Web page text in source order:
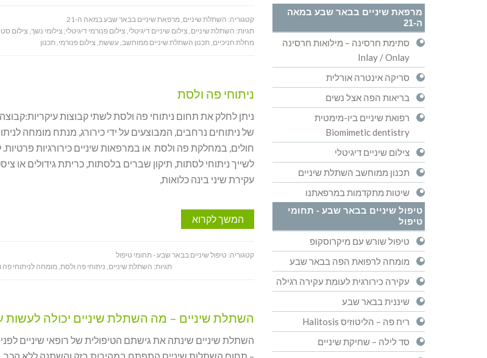
קטגוריה: השתלת שיניים מרפאת שיניים בבאר שבע במאה ה-21
תגיות: השתלת שיניים צילום שיניים דיגיטלי צילום פנורמי דיגיטלי צילומי נשך צילום
מחלת חניכיים תכנון השתלת שיניים ממוחשב עששת צילום פנורמי תכנון
ניתוחי פה ולסת
ניתן לחלק את תחום ניתוחי פה ולסת לשתי קבוצות
של ניתוחים נרחבים, המבוצעים על ידי כירורג, מנתח מומחה
חולים, במחלקת פה ולסת או במרפאות שיניים כירורגיות פרטיות.
לשייך ניתוחי לסתות, תיקון שברים בלסתות, כריתת גידולים או
עקירת שיני בינה כלואות,
המשך לקרוא
קטגוריה: טיפול שיניים בבאר שבע - תחומי טיפול
תגיות: השתלת שיניים ניתוחי פה ולסת מומחה לניתוחי
השתלת שיניים – מה השתלת שיניים יכולה לעשות
השתלת שיניים שינתה את גישתם הטיפולית של רופאי שיניים
– תחום השתלות שיניים התפתח במהירות בזק והשתנה ללא
מרפאת שיניים בבאר שבע במאה
ה-21
סתימת חרסינה – מילואות חרסינה
Inlay / Onlay
סריקה אינטרה אורלית
בריאות הפה אצל נשים
רפואת שיניים ביו-מימטית
Biomimetic dentistry
צילום שיניים דיגיטלי
תכנון ממוחשב השתלת שיניים
שיטות מתקדמות במרפאתנו
טיפול שיניים בבאר שבע - תחומי
טיפול
טיפול שורש עם מיקרוסקופ
מומחה לרפואת הפה בבאר שבע
עקירה כירורגית לעומת עקירה רגילה
שיננית בבאר שבע
ריח פה – הליטוזיס Halitosis
סד לילה – שחיקת שיניים